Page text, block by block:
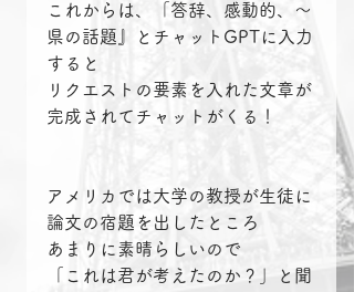
これからは、「答辞、感動的、〜
県の話題』とチャットGPTに入力
すると
リクエストの要素を入れた文章が
完成されてチャットがくる！
アメリカでは大学の教授が生徒に
論文の宿題を出したところ
あまりに素晴らしいので
「これは君が考えたのか？」と聞